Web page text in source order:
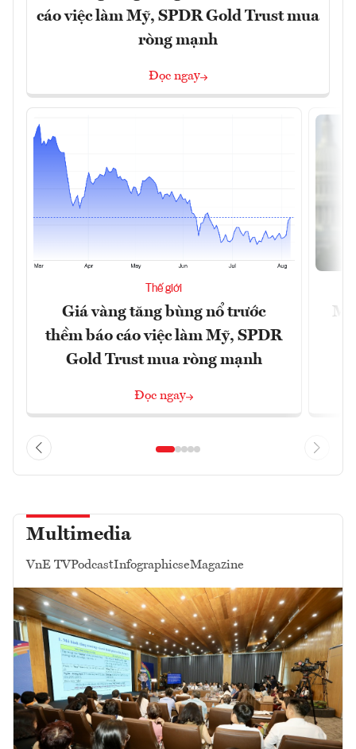
cáo việc làm Mỹ, SPDR Gold Trust mua
ròng mạnh
Đọc ngay
Thế giới
Giá vàng tăng bùng nổ trước
thềm báo cáo việc làm Mỹ, SPDR
Gold Trust mua ròng mạnh
Đọc ngay
Multimedia
VnE TVPodcastInfographicseMagazine